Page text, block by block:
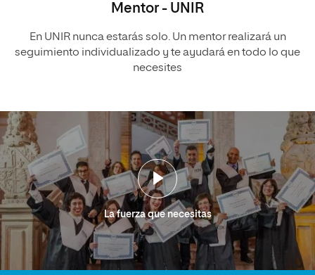
Mentor - UNIR
En UNIR nunca estarás solo. Un mentor realizará un
seguimiento individualizado y te ayudará en todo lo que
necesites
La fuerza que necesitas